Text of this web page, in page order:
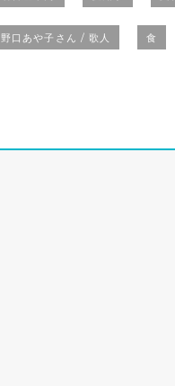
野口あや子さん / 歌人 食